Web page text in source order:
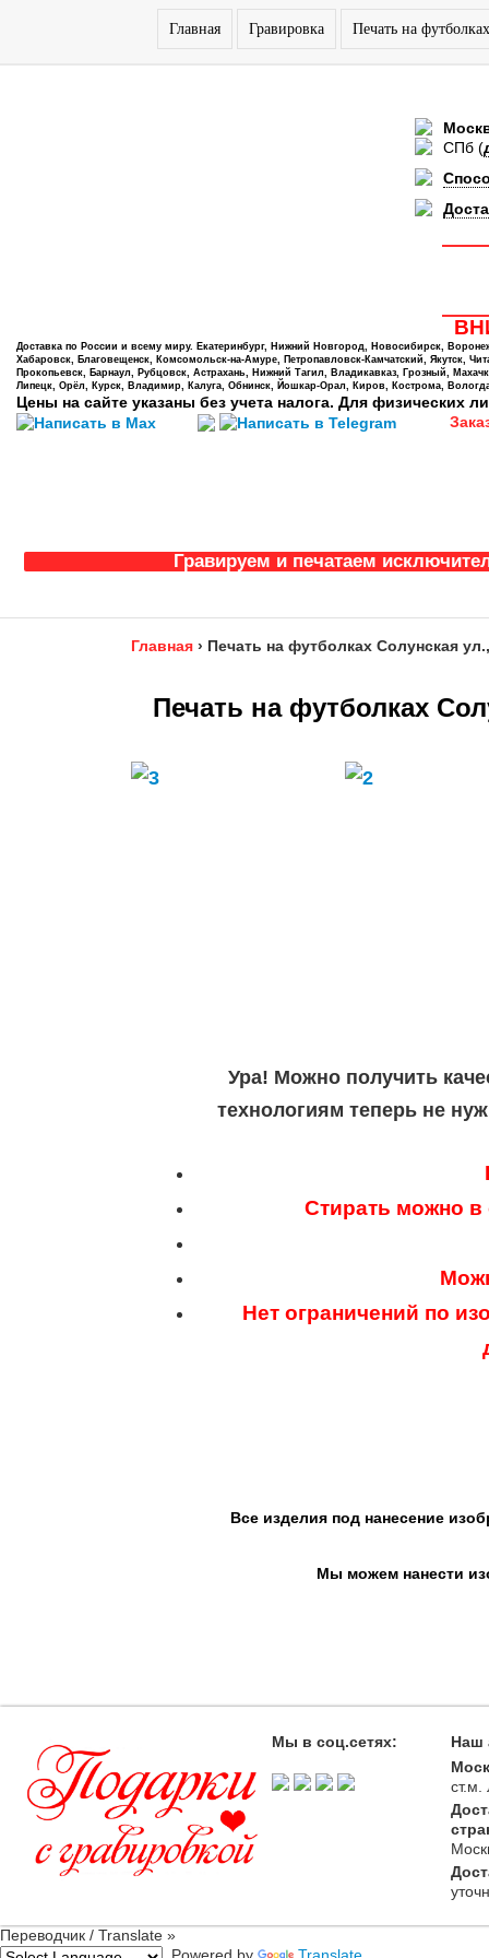
Главная Гравировка Печать на футболках
СПб (
Доставка по России и всему миру. Екатеринбург, Нижний Новгород, Новосибирск,
Хабаровск, Благовещенск, Комсомольск-на-Амуре, Петропавловск-Камчатский, Якутск,
Прокопьевск, Барнаул, Рубцовск, Астрахань, Нижний Тагил, Владикавказ, Грозный,
Липецк, Орёл, Курск, Владимир, Калуга, Обнинск, Йошкар-Орал, Киров, Кострома,
Цены на сайте указаны без учета налога. Для физических
Гравируем и печатаем
Главная › Печать на футболках Солунская
Печать на футболках
Ура! Можно получить
технологиям теперь не
Стирать можно в
Нет ограничений по
Все изделия под нанесение
Мы можем нанести
Мы в соц.сетях:
Наш
ст.м.
Переводчик / Translate »